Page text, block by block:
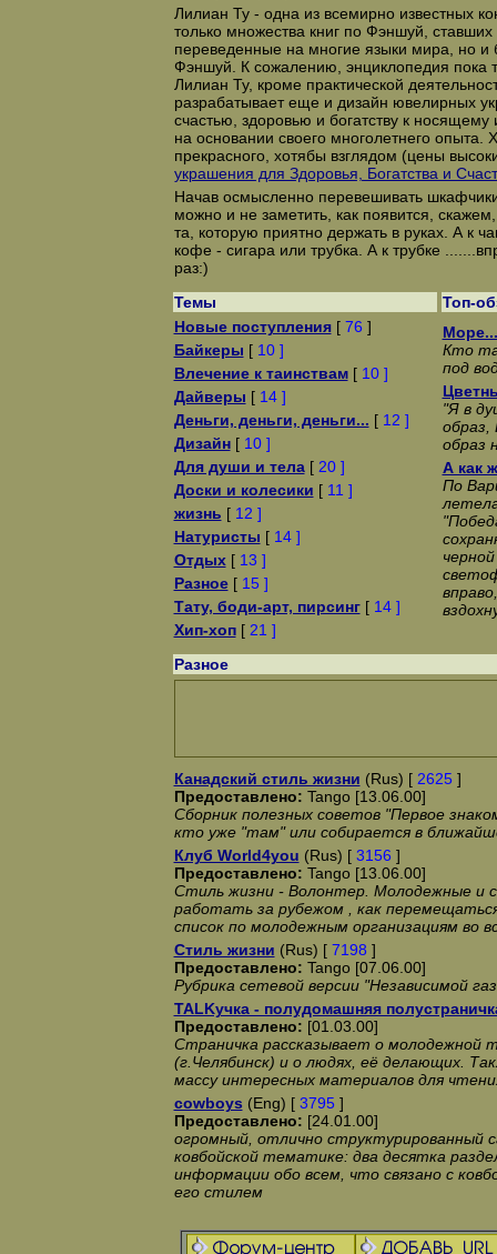
Лилиан Ту - одна из всемирно известных
только множества книг по Фэншуй,
переведенные на многие языки мира, но и
Фэншуй. К сожалению, энциклопедия пока
Лилиан Ту, кроме практической
разрабатывает еще и дизайн ювелирных
счастью, здоровью и богатству к носящему
на основании своего многолетнего опыта.
прекрасного, хотябы взглядом (цены
украшения для Здоровья, Богатства и
Начав осмысленно перевешивать
можно и не заметить, как появится,
та, которую приятно держать в руках. А к
кофе - сигара или трубка. А к трубке
раз:)
Темы
Топ-
Новые поступления[ 76 ]
Байкеры [ 10 ]
Влечение к таинствам[ 10 ]
Дайверы [ 14 ]
Деньги, деньги, деньги... [ 12 ]
Дизайн[ 10 ]
Для души и тела[ 20 ]
Доски и колесики [ 11 ]
жизнь [ 12 ]
Натуристы [ 14 ]
Отдых[ 13 ]
Разное[ 15 ]
Тату, боди-арт, пирсинг[ 14 ]
Хип-хоп[ 21 ]
Море...
Кто
под
"Я в
образ,
образ
А как
По
Разное
Канадский стиль жизни (Rus) [ 2625 ]
Предоставлено: Tango [13.06.00]
Сборник полезных советов "Первое
кто уже "там" или собирается в
Клуб World4you (Rus) [ 3156 ]
Предоставлено: Tango [13.06.00]
Стиль жизни - Волонтер. Молодежные и
работать за рубежом , как
список по молодежным организациям во
Стиль жизни (Rus) [ 7198 ]
Предоставлено: Tango [07.06.00]
Рубрика сетевой версии "Независимой
TALKучка - полудомашняя
Предоставлено: [01.03.00]
Страничка рассказывает о молодежной
(г.Челябинск) и о людях, её делающих.
массу интересных материалов для
cowboys (Eng) [ 3795 ]
Предоставлено: [24.01.00]
огромный, отлично структурированный
ковбойской тематике: два десятка
информации обо всем, что связано с
его стилем